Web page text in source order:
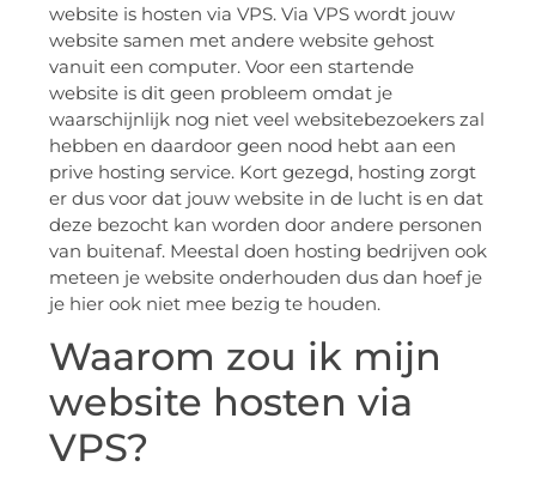
website is hosten via VPS. Via VPS wordt jouw
website samen met andere website gehost
vanuit een computer. Voor een startende
website is dit geen probleem omdat je
waarschijnlijk nog niet veel websitebezoekers zal
hebben en daardoor geen nood hebt aan een
prive hosting service. Kort gezegd, hosting zorgt
er dus voor dat jouw website in de lucht is en dat
deze bezocht kan worden door andere personen
van buitenaf. Meestal doen hosting bedrijven ook
meteen je website onderhouden dus dan hoef je
je hier ook niet mee bezig te houden.
Waarom zou ik mijn
website hosten via
VPS?